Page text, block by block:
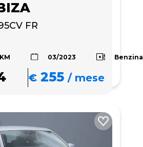
FR
03/2023 Benzina
€ 255 /mese